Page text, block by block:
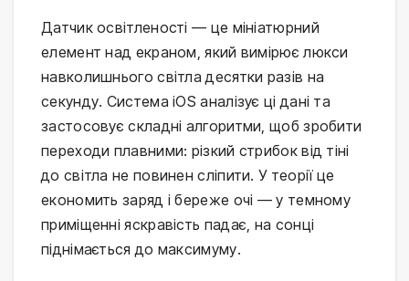
Датчик освітленості — це мініатюрний
елемент над екраном, який вимірює люкси
навколишнього світла десятки разів на
секунду. Система iOS аналізує ці дані та
застосовує складні алгоритми, щоб зробити
переходи плавними: різкий стрибок від тіні
до світла не повинен сліпити. У теорії це
економить заряд і береже очі — у темному
приміщенні яскравість падає, на сонці
піднімається до максимуму.